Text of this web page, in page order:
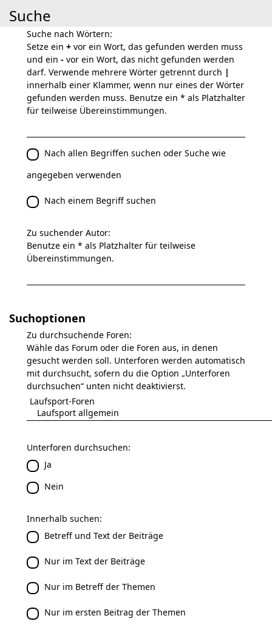
Suche
Suche nach Wörtern:
Setze ein + vor ein Wort, das gefunden werden muss
und ein - vor ein Wort, das nicht gefunden werden
darf. Verwende mehrere Wörter getrennt durch |
innerhalb einer Klammer, wenn nur eines der Wörter
gefunden werden muss. Benutze ein * als Platzhalter
für teilweise Übereinstimmungen.
Nach allen Begriffen suchen oder Suche wie
angegeben verwenden
Nach einem Begriff suchen
Zu suchender Autor:
Benutze ein * als Platzhalter für teilweise
Übereinstimmungen.
Suchoptionen
Zu durchsuchende Foren:
Wähle das Forum oder die Foren aus, in denen
gesucht werden soll. Unterforen werden automatisch
mit durchsucht, sofern du die Option „Unterforen
durchsuchen“ unten nicht deaktivierst.
Unterforen durchsuchen:
Ja
Nein
Innerhalb suchen:
Betreff und Text der Beiträge
Nur im Text der Beiträge
Nur im Betreff der Themen
Nur im ersten Beitrag der Themen